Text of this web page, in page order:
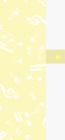
►